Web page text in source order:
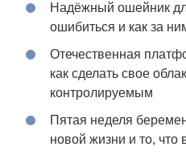
Надёжный ошейник
ошибиться и как за
Отечественная
как сделать свое
контролируемым
Пятая неделя
новой жизни и то, что